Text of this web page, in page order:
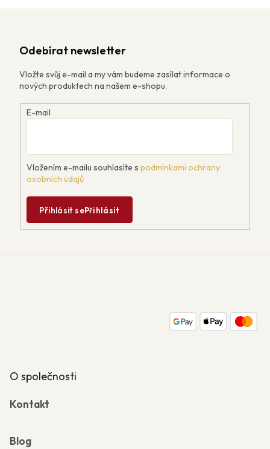
Odebírat newsletter
Vložte svůj e-mail a my vám budeme zasílat informace o
nových produktech na našem e-shopu.
E-mail
Vložením e-mailu souhlasíte s podmínkami ochrany
osobních údajů
Přihlásit sePřihlásit
Z
O společnosti
Kontakt
Blog